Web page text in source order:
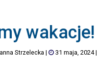
wakacje!
Strzelecka| 31 maja, 2024|